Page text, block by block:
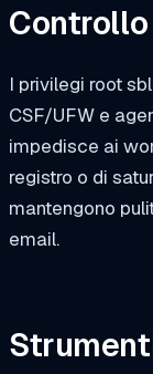
I privilegi root
CSF/UFW e
impedisce ai
registro o di
mantengono
email.